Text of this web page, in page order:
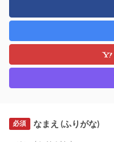
なまえ (ふりがな)
必須